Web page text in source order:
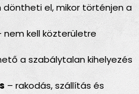
döntheti el, mikor történjen a
nem kell közterületre
a szabálytalan kihelyezés
– rakodás, szállítás és